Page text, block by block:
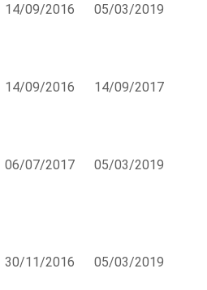
14/09/2016 05/03/2019
14/09/2016 14/09/2017
06/07/2017 05/03/2019
30/11/2016 05/03/2019